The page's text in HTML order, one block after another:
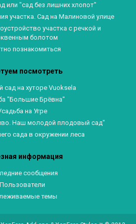
или "сад без лишних хлопот"
участка. Сад на Малиновой улице
участка с речкой и
болотом
познакомиться
посмотреть
сад на хуторе Vuoksela
"Большие Брёвна"
на Угре
Наш молодой плодовый сад"
сада в окружении леса
информация
сообщения
Пользователи
темы